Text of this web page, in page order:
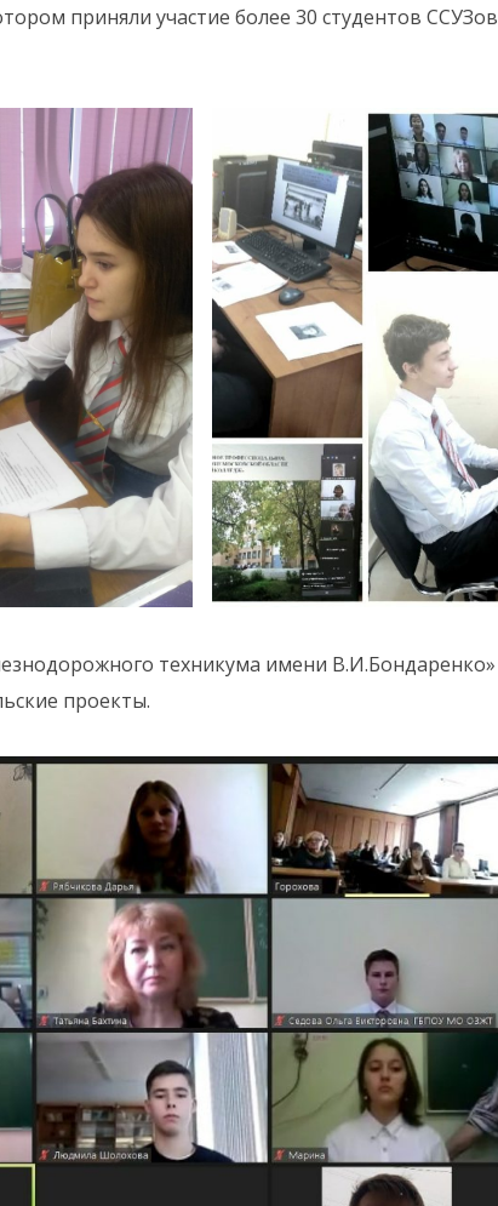
приняли участие более 30 студентов ССУЗов
техникума имени В.И.Бондаренко»
проекты.